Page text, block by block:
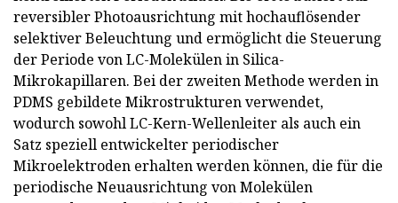
reversibler Photoausrichtung mit hochauflösender
selektiver Beleuchtung und ermöglicht die Steuerung
der Periode von LC-Molekülen in Silica-
Mikrokapillaren. Bei der zweiten Methode werden in
PDMS gebildete Mikrostrukturen verwendet,
wodurch sowohl LC-Kern-Wellenleiter als auch ein
Satz speziell entwickelter periodischer
Mikroelektroden erhalten werden können, die für die
periodische Neuausrichtung von Molekülen